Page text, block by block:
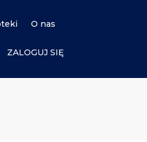
O nas
ZALOGUJ SIĘ